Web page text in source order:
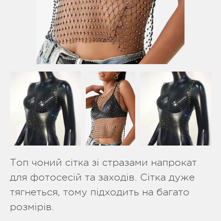
Топ чоний сітка зі стразами напрокат
для фотосесій та заходів. Сітка дуже
тягнеться, тому підходить на багато
розмірів.